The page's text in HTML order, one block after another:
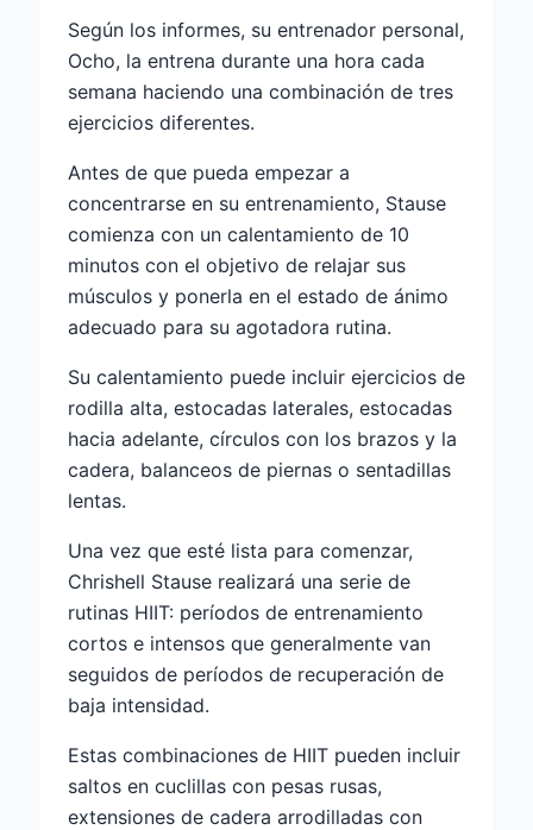
Según los informes, su entrenador personal,
Ocho, la entrena durante una hora cada
semana haciendo una combinación de tres
ejercicios diferentes.
Antes de que pueda empezar a
concentrarse en su entrenamiento, Stause
comienza con un calentamiento de 10
minutos con el objetivo de relajar sus
músculos y ponerla en el estado de ánimo
adecuado para su agotadora rutina.
Su calentamiento puede incluir ejercicios de
rodilla alta, estocadas laterales, estocadas
hacia adelante, círculos con los brazos y la
cadera, balanceos de piernas o sentadillas
lentas.
Una vez que esté lista para comenzar,
Chrishell Stause realizará una serie de
rutinas HIIT: períodos de entrenamiento
cortos e intensos que generalmente van
seguidos de períodos de recuperación de
baja intensidad.
Estas combinaciones de HIIT pueden incluir
saltos en cuclillas con pesas rusas,
extensiones de cadera arrodilladas con